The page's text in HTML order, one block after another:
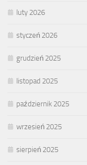
luty 2026
styczeń 2026
grudzień 2025
listopad 2025
październik 2025
wrzesień 2025
sierpień 2025